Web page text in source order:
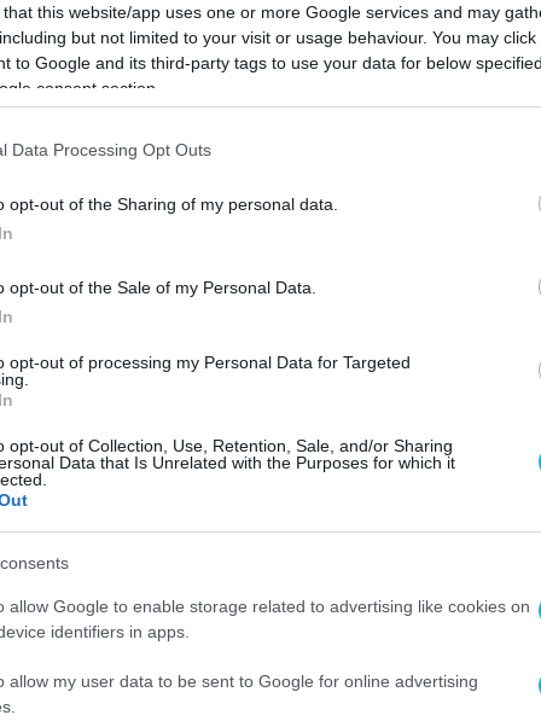
that this website/app uses one or more Google services and may
but not limited to your visit or usage behaviour. You may
to Google and its third-party tags to use your data for below
consent section.
Data Processing Opt Outs
opt-out of the Sharing of my personal data.
opt-out of the Sale of my Personal Data.
opt-out of processing my Personal Data for Targeted
opt-out of Collection, Use, Retention, Sale, and/or Sharing
Data that Is Unrelated with the Purposes for which it
allow Google to enable storage related to advertising like cookies on
identifiers in apps.
allow my user data to be sent to Google for online advertising
και ΙΤΕ για το έργο urbisphere, ο Δήμαρχος
και Επικεφαλής του Εργαστηρίου
Περιβάλλον του ΙΤΕ Δρ. Νεκτάριο
Τμήματος Περιβάλλοντος της Διεύθυνσης
του Δήμου Μανόλη Φωτάκη.
του για την διεξαγωγή του έργου και για
τα δεδομένα που θα συλλεχθούν από
στην επικράτεια του Δήμου, καθώς
γενιάς αριθμητικών μοντέλων που θα
πόλεις ανά την υφήλιο.
επίκεντρο της παγκόσμιας έρευνας
Λονδίνο, Φράϊμπουργκ, Στουτγκάρδη και
σε όλο τον κόσμο τα τελευταία 5 χρόνια
τεσσάρων Κύριων Ερευνητών από
τον οποίο η επιστημονική κοινότητα
με το κλιματικό σύστημα και τον αστικό
οδηγήσει στην κατανόηση σε βάθος της